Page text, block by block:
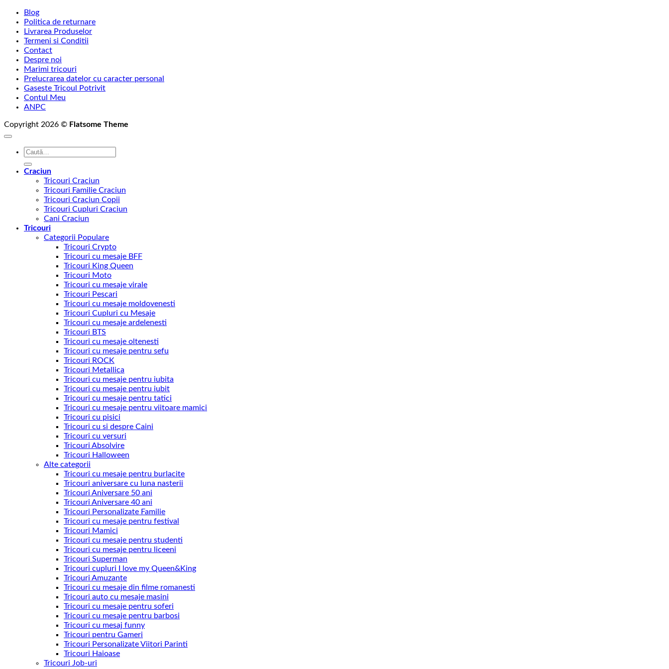
Blog
Politica de returnare
Livrarea Produselor
Termeni si Conditii
Contact
Despre noi
Marimi tricouri
Prelucrarea datelor cu caracter personal
Gaseste Tricoul Potrivit
Contul Meu
ANPC
Copyright 2026 © Flatsome Theme
Caută
Craciun
Tricouri Craciun
Tricouri Familie Craciun
Tricouri Craciun Copii
Tricouri Cupluri Craciun
Cani Craciun
Tricouri
Categorii Populare
Tricouri Crypto
Tricouri cu mesaje BFF
Tricouri King Queen
Tricouri Moto
Tricouri cu mesaje virale
Tricouri Pescari
Tricouri cu mesaje moldovenesti
Tricouri Cupluri cu Mesaje
Tricouri cu mesaje ardelenesti
Tricouri BTS
Tricouri cu mesaje oltenesti
Tricouri cu mesaje pentru sefu
Tricouri ROCK
Tricouri Metallica
Tricouri cu mesaje pentru iubita
Tricouri cu mesaje pentru iubit
Tricouri cu mesaje pentru tatici
Tricouri cu mesaje pentru viitoare mamici
Tricouri cu pisici
Tricouri cu si despre Caini
Tricouri cu versuri
Tricouri Absolvire
Tricouri Halloween
Alte categorii
Tricouri cu mesaje pentru burlacite
Tricouri aniversare cu luna nasterii
Tricouri Aniversare 50 ani
Tricouri Aniversare 40 ani
Tricouri Personalizate Familie
Tricouri cu mesaje pentru festival
Tricouri Mamici
Tricouri cu mesaje pentru studenti
Tricouri cu mesaje pentru liceeni
Tricouri Superman
Tricouri cupluri I love my Queen&King
Tricouri Amuzante
Tricouri cu mesaje din filme romanesti
Tricouri auto cu mesaje masini
Tricouri cu mesaje pentru soferi
Tricouri cu mesaje pentru barbosi
Tricouri cu mesaj funny
Tricouri pentru Gameri
Tricouri Personalizate Viitori Parinti
Tricouri Haioase
Tricouri Job-uri